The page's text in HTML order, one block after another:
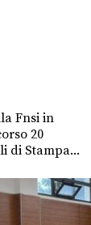
Fnsi in
20
di Stampa...